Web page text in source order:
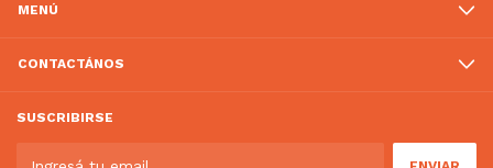
MENÚ
CONTACTÁNOS
SUSCRIBIRSE